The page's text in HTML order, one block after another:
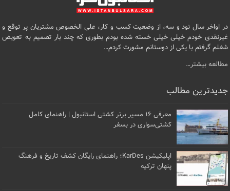
در اواخر سال نود و سه، از وضعیت کسب و کار، علی الخصوص مشتریان پر توقع و
غیرنقدی خودم خیلی خیلی خسته شده بودم بطوری که چند بار تصمیم به تعویض
شغلم گرفتم با یکی از دوستانم مشورت کردم…
مطالعه بیشتر…
جدیدترین مطالب
معرفی ۱۶ مسیر برتر کشتی استانبول | راهنمای کامل
کشتی‌سواری در بسفر
اپلیکیشن KarDes؛ راهنمای رایگان کشف تاریخ و فرهنگ
پنهان ترکیه